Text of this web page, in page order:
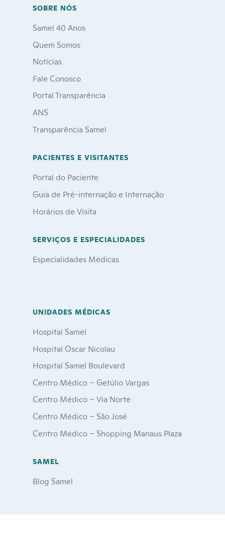
Canal de Denúncias
SOBRE NÓS
Samel 40 Anos
Quem Somos
Notícias
Fale Conosco
Portal Transparência
ANS
Transparência Samel
PACIENTES E VISITANTES
Portal do Paciente
Guia de Pré-internação e Internação
Horários de Visita
SERVIÇOS E ESPECIALIDADES
Especialidades Médicas
UNIDADES MÉDICAS
Hospital Samel
Hospital Oscar Nicolau
Hospital Samel Boulevard
Centro Médico – Getúlio Vargas
Centro Médico – Via Norte
Centro Médico – São José
Centro Médico – Shopping Manaus Plaza
SAMEL
Blog Samel